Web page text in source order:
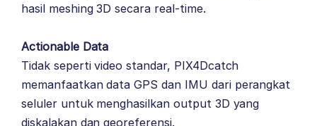
hasil meshing 3D secara real-time.
Actionable Data
Tidak seperti video standar, PIX4Dcatch
memanfaatkan data GPS dan IMU dari perangkat
seluler untuk menghasilkan output 3D yang
diskalakan dan georeferensi.